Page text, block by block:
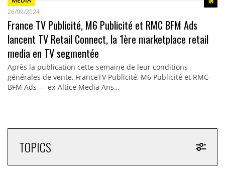
26/09/2024
France TV Publicité, M6 Publicité et RMC BFM Ads
lancent TV Retail Connect, la 1ère marketplace retail
media en TV segmentée
Après la publication cette semaine de leur conditions
générales de vente, FranceTV Publicité, M6 Publicité et RMC-
BFM Ads — ex-Altice Media Ans…
TOPICS